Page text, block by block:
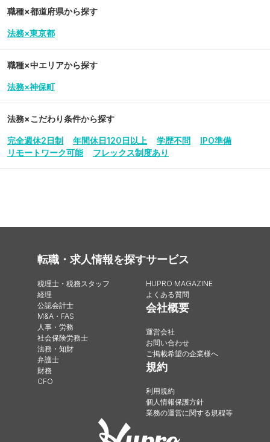
職種×都道府県から探す
法務×東京都
職種×中エリアから探す
法務×神保町
法務×こだわり条件から探す
完全週休2日制 年間休日120日以上 学歴不問
IPO準備
リモートワーク可能
フレックス制度あり
転職・求人情報を探す
税理士・税務スタッフ
経理
公認会計士
M&A・FAS
人事・労務
社会保険労務士
法務・知財
弁護士
財務
CFO
サービス
HUPRO MAGAZINE
よくある質問
会社概要
運営会社
お問い合わせ
ご掲載希望の企業様へ
規約
利用規約
個人情報保護方針
業務の運営に関する規程等